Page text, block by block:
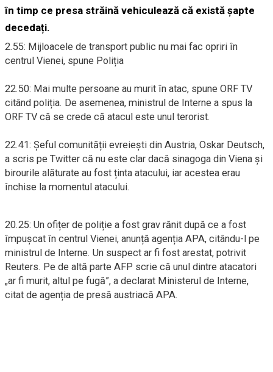
în timp ce presa străină vehiculează că există șapte
decedați.
2.55: Mijloacele de transport public nu mai fac opriri în
centrul Vienei, spune Poliția
22.50: Mai multe persoane au murit în atac, spune ORF TV
citând poliția. De asemenea, ministrul de Interne a spus la
ORF TV că se crede că atacul este unul terorist.
22.41: Șeful comunității evreiești din Austria, Oskar Deutsch,
a scris pe Twitter că nu este clar dacă sinagoga din Viena și
birourile alăturate au fost ținta atacului, iar acestea erau
închise la momentul atacului.
20.25: Un ofițer de poliție a fost grav rănit după ce a fost
împușcat în centrul Vienei, anunță agenția APA, citându-l pe
ministrul de Interne. Un suspect ar fi fost arestat, potrivit
Reuters. Pe de altă parte AFP scrie că unul dintre atacatori
„ar fi murit, altul pe fugă”, a declarat Ministerul de Interne,
citat de agenția de presă austriacă APA.